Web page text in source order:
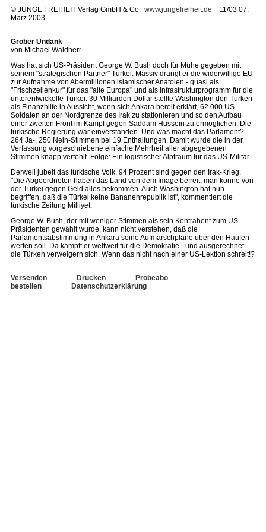
© JUNGE FREIHEIT Verlag GmbH & Co. www.jungefreiheit.de 11/03 07.
März 2003
Grober Undank
von Michael Waldherr
Was hat sich US-Präsident George W. Bush doch für Mühe gegeben mit
seinem "strategischen Partner" Türkei: Massiv drängt er die widerwillige EU
zur Aufnahme von Abermillionen islamischer Anatolen - quasi als
"Frischzellenkur" für das "alte Europa" und als Infrastrukturprogramm für die
unterentwickelte Türkei. 30 Milliarden Dollar stellte Washington den Türken
als Finanzhilfe in Aussicht, wenn sich Ankara bereit erklärt, 62.000 US-
Soldaten an der Nordgrenze des Irak zu stationieren und so den Aufbau
einer zweiten Front im Kampf gegen Saddam Hussein zu ermöglichen. Die
türkische Regierung war einverstanden. Und was macht das Parlament?
264 Ja-, 250 Nein-Stimmen bei 19 Enthaltungen. Damit wurde die in der
Verfassung vorgeschriebene einfache Mehrheit aller abgegebenen
Stimmen knapp verfehlt. Folge: Ein logistischer Alptraum für das US-Militär.
Derweil jubelt das türkische Volk, 94 Prozent sind gegen den Irak-Krieg.
"Die Abgeordneten haben das Land von dem Image befreit, man könne von
der Türkei gegen Geld alles bekommen. Auch Washington hat nun
begriffen, daß die Türkei keine Bananenrepublik ist", kommentiert die
türkische Zeitung Milliyet.
George W. Bush, der mit weniger Stimmen als sein Kontrahent zum US-
Präsidenten gewählt wurde, kann nicht verstehen, daß die
Parlamentsabstimmung in Ankara seine Aufmarschpläne über den Haufen
werfen soll. Da kämpft er weltweit für die Demokratie - und ausgerechnet
die Türken verweigern sich. Wenn das nicht nach einer US-Lektion schreit!?
Versenden Drucken
Probeabo
bestellen
Datenschutzerklärung